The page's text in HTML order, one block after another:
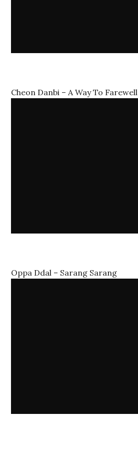
Cheon Danbi – A Way To Farewell
Oppa Ddal – Sarang Sarang